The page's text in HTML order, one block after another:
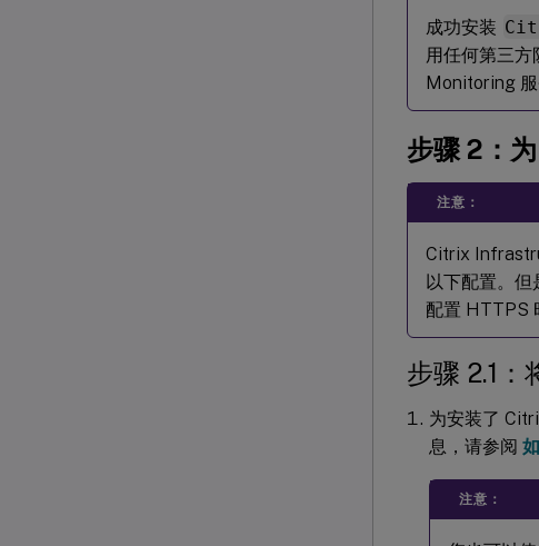
成功安装
用任何第三
Monitoring 服
步骤 2：
注意：
Citrix
以下配置。
配置 HTTPS
步骤 2.1：
为安装了
息，请参阅
注意：